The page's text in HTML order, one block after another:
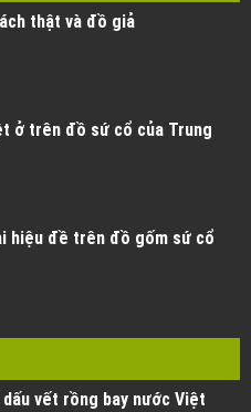
thật và đồ giả
ở trên đồ sứ cổ của Trung
hiệu đề trên đồ gốm sứ cổ
vết rồng bay nước Việt